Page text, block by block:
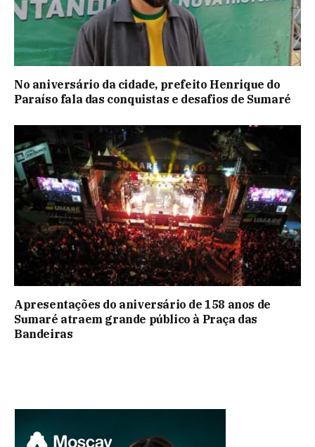
No aniversário da cidade, prefeito Henrique do
Paraíso fala das conquistas e desafios de Sumaré
Apresentações do aniversário de 158 anos de
Sumaré atraem grande público à Praça das
Bandeiras